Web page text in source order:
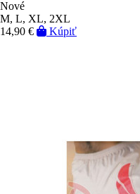
Nové
M, L, XL, 2XL
14,90 €
Kúpiť